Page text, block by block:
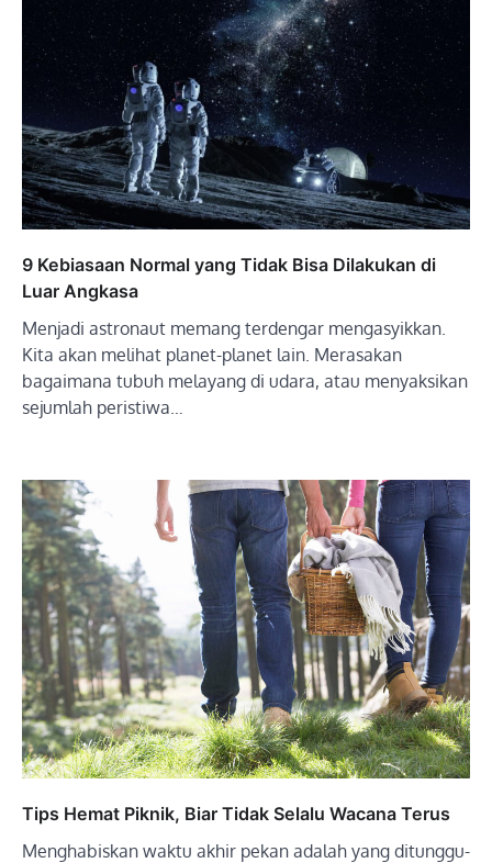
9 Kebiasaan Normal yang Tidak Bisa Dilakukan di
Luar Angkasa
Menjadi astronaut memang terdengar mengasyikkan.
Kita akan melihat planet-planet lain. Merasakan
bagaimana tubuh melayang di udara, atau menyaksikan
sejumlah peristiwa…
Tips Hemat Piknik, Biar Tidak Selalu Wacana Terus
Menghabiskan waktu akhir pekan adalah yang ditunggu-